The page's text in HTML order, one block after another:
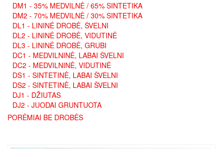
DM1 - 35% MEDVILNĖ / 65% SINTETIKA
DM2 - 70% MEDVILNĖ / 30% SINTETIKA
DL1 - LININĖ DROBĖ, ŠVELNI
DL2 - LININĖ DROBĖ, VIDUTINĖ
DL3 - LININĖ DROBĖ, GRUBI
DC1 - MEDVILNINĖ, LABAI ŠVELNI
DC2 - MEDVILNINĖ, VIDUTINĖ
DS1 - SINTETINĖ, LABAI ŠVELNI
DS2 - SINTETINĖ, LABAI ŠVELNI
DJ1 - DŽIUTAS
DJ2 - JUODAI GRUNTUOTA
PORĖMIAI BE DROBĖS